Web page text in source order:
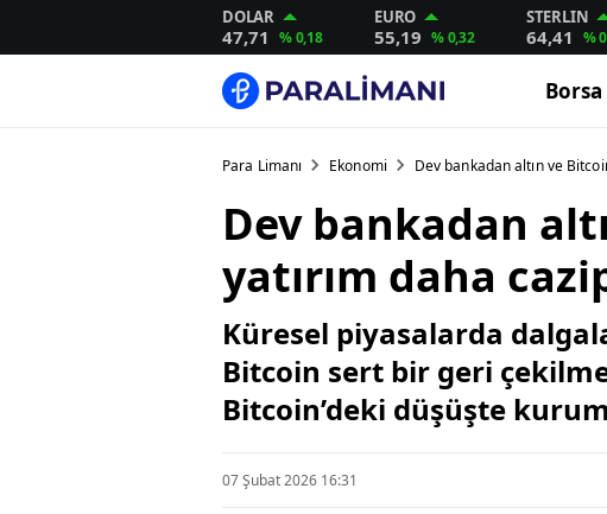
DOLAR
47,71 % 0,18
EURO
55,19 % 0,32
STERLIN
64,41 %
Borsa
Para Limanı Ekonomi Dev bankadan altın ve
Dev bankadan
yatırım daha
Küresel piyasalarda
Bitcoin sert bir geri
Bitcoin’deki düşüşte
07 Şubat 2026 16:31